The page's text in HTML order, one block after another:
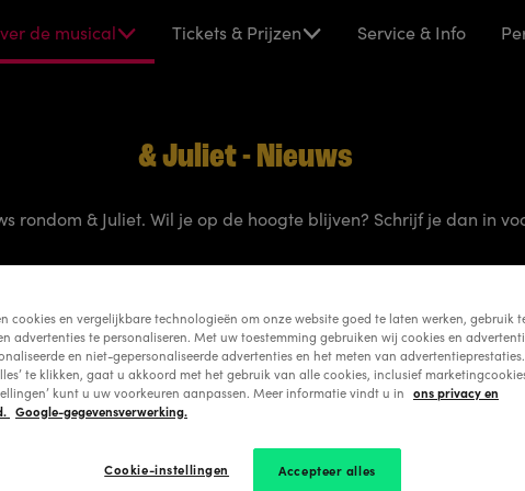
de musical Tickets & Prijzen Service & Info
& Juliet - Nieuws
rondom & Juliet. Wil je op de hoogte blijven? Schrijf je dan in
cookies en vergelijkbare technologieën om onze website goed te laten werken, gebruik
advertenties te personaliseren. Met uw toestemming gebruiken wij cookies en
en niet-gepersonaliseerde advertenties en het meten van
te klikken, gaat u akkoord met het gebruik van alle cookies, inclusief
kunt u uw voorkeuren aanpassen. Meer informatie vindt u in ons privacy en
Google-gegevensverwerking.
Accepteer alles
Cookie-instellingen